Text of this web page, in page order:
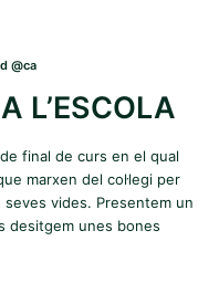
@ca
L’ESCOLA
final de curs en el qual
marxen del col·legi per
vides. Presentem un
desitgem unes bones